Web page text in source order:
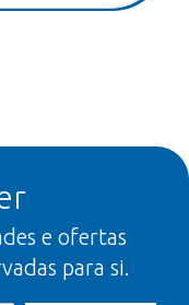
e ofertas
para si.